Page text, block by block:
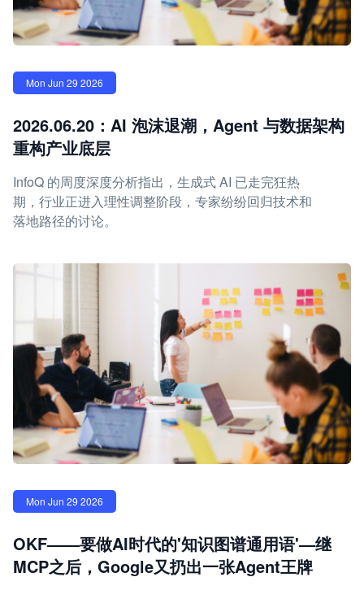
Mon Jun 29 2026
2026.06.20：AI 泡沫退潮，Agent 与数据架构
重构产业底层
InfoQ 的周度深度分析指出，生成式 AI 已走完狂热
期，行业正进入理性调整阶段，专家纷纷回归技术和
落地路径的讨论。
Mon Jun 29 2026
OKF——要做AI时代的'知识图谱通用语'—继
MCP之后，Google又扔出一张Agent王牌